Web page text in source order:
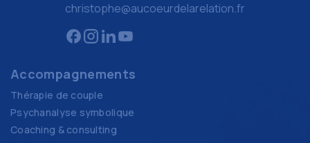
christophe@aucoeurdelarelation.fr
Accompagnements
Thérapie de couple
Psychanalyse symbolique
Coaching & consulting